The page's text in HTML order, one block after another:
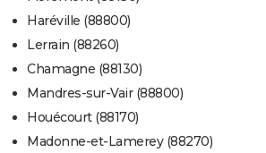
Haréville (88800)
Lerrain (88260)
Chamagne (88130)
Mandres-sur-Vair (88800)
Houécourt (88170)
Madonne-et-Lamerey (88270)